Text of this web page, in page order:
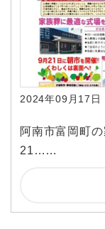
2024年09月17日
阿南市富岡町
21……